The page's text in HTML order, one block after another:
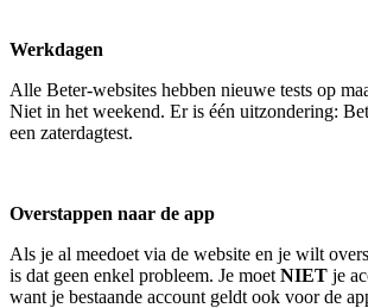
Werkdagen
Alle Beter-websites hebben nieuwe tests op
Niet in het weekend. Er is één uitzondering:
een zaterdagtest.
Overstappen naar de app
Als je al meedoet via de website en je wilt
is dat geen enkel probleem. Je moet NIET je
want je bestaande account geldt ook voor de